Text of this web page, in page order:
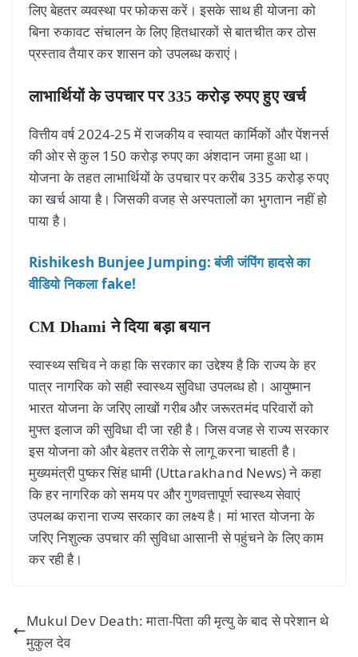
लिए बेहतर व्यवस्था पर फोकस करें। इसके साथ ही योजना को
बिना रुकावट संचालन के लिए हितधारकों से बातचीत कर ठोस
प्रस्ताव तैयार कर शासन को उपलब्ध कराएं।
लाभार्थियों के उपचार पर 335 करोड़ रुपए हुए खर्च
वित्तीय वर्ष 2024-25 में राजकीय व स्वायत कार्मिकों और पेंशनर्स
की ओर से कुल 150 करोड़ रुपए का अंशदान जमा हुआ था।
योजना के तहत लाभार्थियों के उपचार पर करीब 335 करोड़ रुपए
का खर्च आया है। जिसकी वजह से अस्पतालों का भुगतान नहीं हो
पाया है।
Rishikesh Bunjee Jumping: बंजी जंपिंग हादसे का
वीडियो निकला fake!
CM Dhami ने दिया बड़ा बयान
स्वास्थ्य सचिव ने कहा कि सरकार का उद्देश्य है कि राज्य के हर
पात्र नागरिक को सही स्वास्थ्य सुविधा उपलब्ध हो। आयुष्मान
भारत योजना के जरिए लाखों गरीब और जरूरतमंद परिवारों को
मुफ्त इलाज की सुविधा दी जा रही है। जिस वजह से राज्य सरकार
इस योजना को और बेहतर तरीके से लागू करना चाहती है।
मुख्यमंत्री पुष्कर सिंह धामी (Uttarakhand News) ने कहा
कि हर नागरिक को समय पर और गुणवत्तापूर्ण स्वास्थ्य सेवाएं
उपलब्ध कराना राज्य सरकार का लक्ष्य है। मां भारत योजना के
जरिए निशुल्क उपचार की सुविधा आसानी से पहुंचने के लिए काम
कर रही है।
Mukul Dev Death: माता-पिता की मृत्यु के बाद से परेशान थे
मुकुल देव